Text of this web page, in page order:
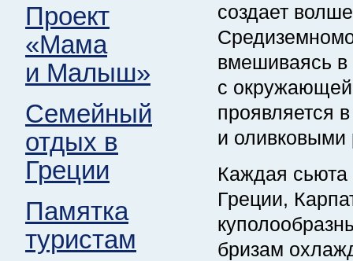
Проект
«Мама
и Малыш»
Семейный
отдых в
Греции
Памятка
туристам
создает
вмешиваясь в
с окружающей
проявляется
и
Каждая сьюта
Греции,
бризам